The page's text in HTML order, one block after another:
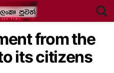
from the
its citizens